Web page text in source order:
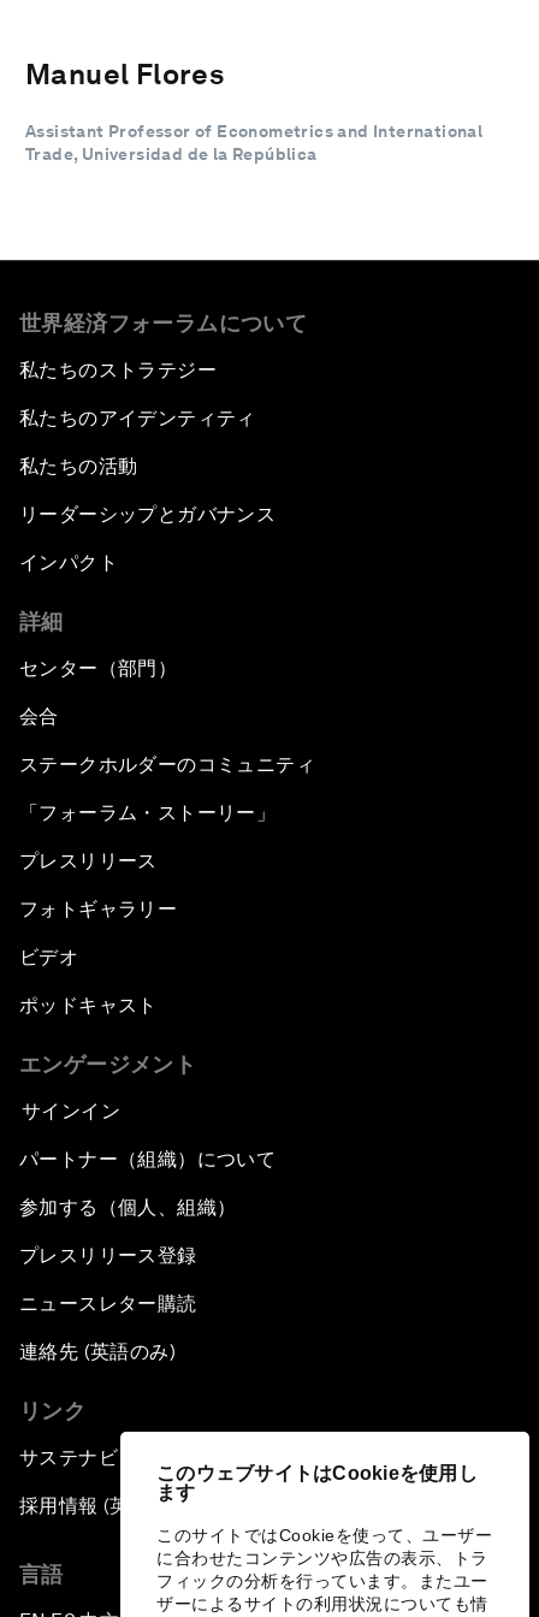
このウェブサイトはCookieを使用し
ます
このサイトではCookieを使って、ユーザー
に合わせたコンテンツや広告の表示、トラ
フィックの分析を行っています。またユー
ザーによるサイトの利用状況についても情
Manuel Flores
Assistant Professor of Econometrics and International
Trade, Universidad de la República
世界経済フォーラムについて
私たちのストラテジー
私たちのアイデンティティ
私たちの活動
リーダーシップとガバナンス
インパクト
詳細
センター（部門）
会合
ステークホルダーのコミュニティ
「フォーラム・ストーリー」
プレスリリース
フォトギャラリー
ビデオ
ポッドキャスト
エンゲージメント
サインイン
パートナー（組織）について
参加する（個人、組織）
プレスリリース登録
ニュースレター購読
連絡先 (英語のみ)
リンク
サステナビリティへの取り組み
採用情報 (英語のみ)
言語